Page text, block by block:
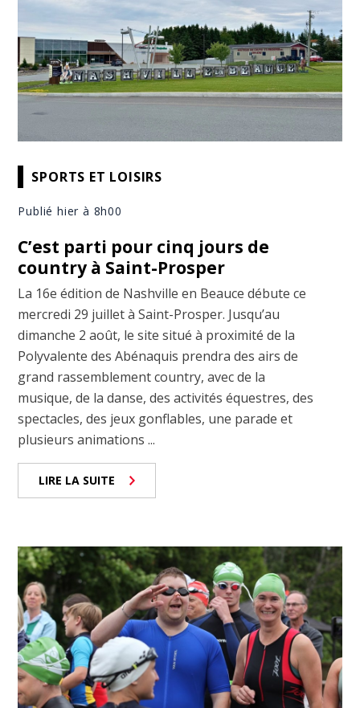
SPORTS ET LOISIRS
Publié hier à 8h00
C’est parti pour cinq jours de
country à Saint-Prosper
La 16e édition de Nashville en Beauce débute ce
mercredi 29 juillet à Saint-Prosper. Jusqu’au
dimanche 2 août, le site situé à proximité de la
Polyvalente des Abénaquis prendra des airs de
grand rassemblement country, avec de la
musique, de la danse, des activités équestres, des
spectacles, des jeux gonflables, une parade et
plusieurs animations ...
LIRE LA SUITE